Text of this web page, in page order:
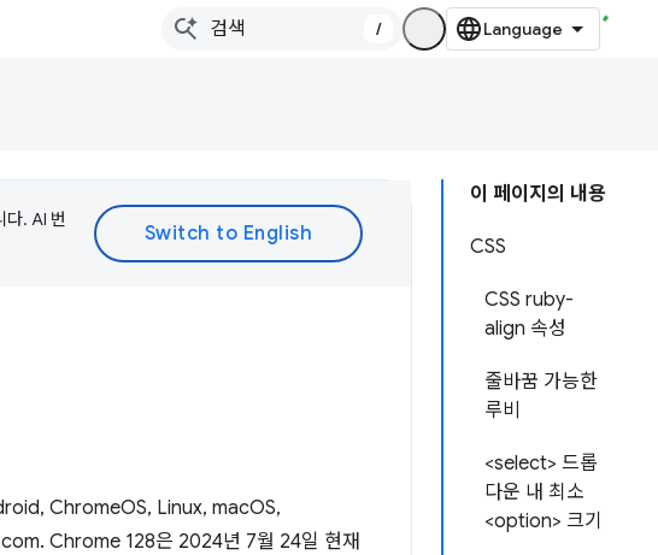
/
이 페이지의 내용
CSS
CSS ruby-
align 속성
줄바꿈 가능한
루비
<select> 드롭
다운 내 최소
<option> 크기
다. AI 번
ChromeOS, Linux, macOS,
Chrome 128은 2024년 7월 24일 현재